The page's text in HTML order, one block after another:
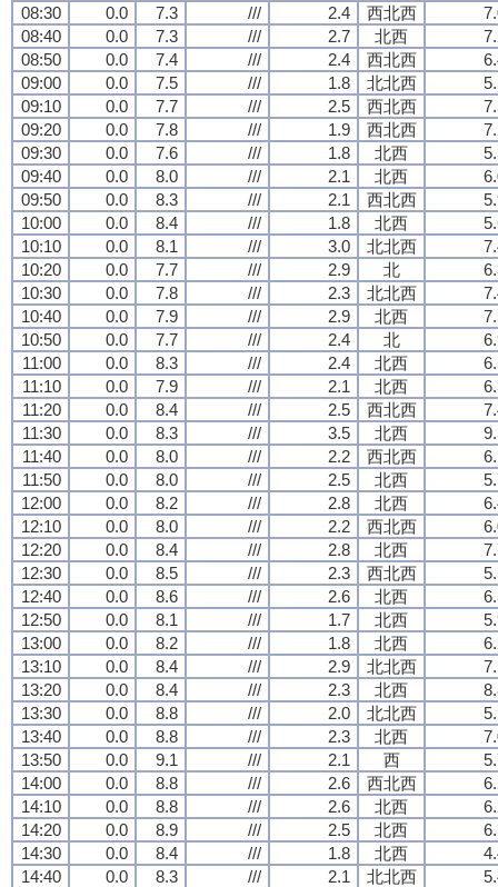
08:30
0.0 7.3 /// 2.4 西北西
08:40
0.0 7.3 /// 2.7 北西
08:50
0.0 7.4 /// 2.4 西北西
09:00
0.0 7.5 /// 1.8 北北西
09:10
0.0 7.7 /// 2.5 西北西
09:20
0.0 7.8 /// 1.9 西北西
09:30
0.0 7.6 /// 1.8 北西
09:40
0.0 8.0 /// 2.1 北西
09:50
0.0 8.3 /// 2.1 西北西
10:00
0.0 8.4 /// 1.8 北西
10:10
0.0 8.1 /// 3.0 北北西
10:20
0.0 7.7 /// 2.9 北
10:30
0.0 7.8 /// 2.3 北北西
10:40
0.0 7.9 /// 2.9 北西
10:50
0.0 7.7 /// 2.4 北
11:00
0.0 8.3 /// 2.4 北西
11:10
0.0 7.9 /// 2.1 北西
11:20
0.0 8.4 /// 2.5 西北西
11:30
0.0 8.3 /// 3.5 北西
11:40
0.0 8.0 /// 2.2 西北西
11:50
0.0 8.0 /// 2.5 北西
12:00
0.0 8.2 /// 2.8 北西
12:10
0.0 8.0 /// 2.2 西北西
12:20
0.0 8.4 /// 2.8 北西
12:30
0.0 8.5 /// 2.3 西北西
12:40
0.0 8.6 /// 2.6 北西
12:50
0.0 8.1 /// 1.7 北西
13:00
0.0 8.2 /// 1.8 北西
13:10
0.0 8.4 /// 2.9 北北西
13:20
0.0 8.4 /// 2.3 北西
13:30
0.0 8.8 /// 2.0 北北西
13:40
0.0 8.8 /// 2.3 北西
13:50
0.0 9.1 /// 2.1 西
14:00
0.0 8.8 /// 2.6 西北西
14:10
0.0 8.8 /// 2.6 北西
14:20
0.0 8.9 /// 2.5 北西
14:30
0.0 8.4 /// 1.8 北西
14:40
0.0 8.3 /// 2.1 北北西